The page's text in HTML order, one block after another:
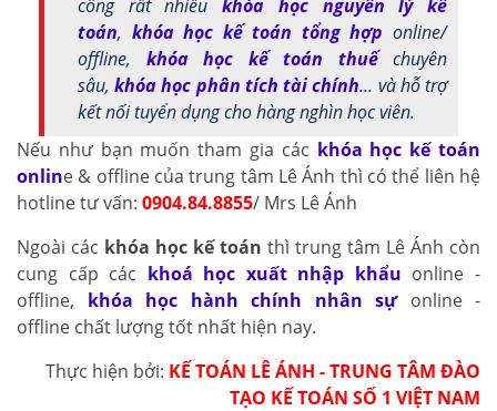
công rất nhiềukhóa học nguyên lý kế
toán, khóa học kế toán tổng hợp online/
offline, khóa học kế toán thuếchuyên
sâu,khóa học phân tích tài chính... và hỗ trợ
kết nối tuyển dụng cho hàng nghìn học viên.
Nếu như bạn muốn tham gia các khóa học kế toán
online & offline của trung tâm Lê Ánh thì có thể liên hệ
hotline tư vấn: 0904.84.8855/ Mrs Lê Ánh
Ngoài các khóa học kế toán thì trung tâm Lê Ánh còn
cung cấp các khoá học xuất nhập khẩu online -
offline, khóa học hành chính nhân sựonline -
offline chất lượng tốt nhất hiện nay.
Thực hiện bởi: KẾ TOÁN LÊ ÁNH - TRUNG TÂM ĐÀO
TẠO KẾ TOÁN SỐ 1 VIỆT NAM